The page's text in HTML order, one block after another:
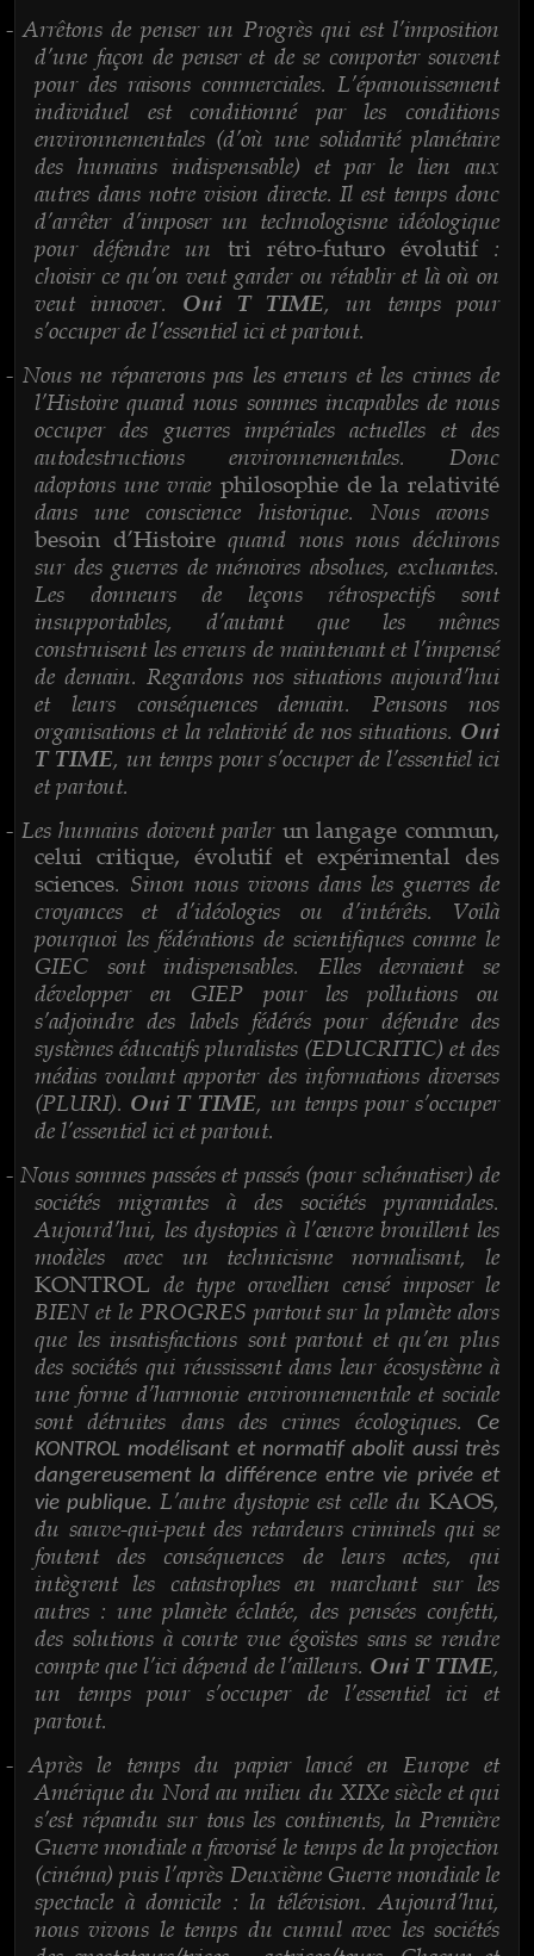
- Arrêtons de penser un Progrès qui est l’imposition
d’une façon de penser et de se comporter souvent
pour des raisons commerciales. L’épanouissement
individuel est conditionné par les conditions
environnementales (d’où une solidarité planétaire
des humains indispensable) et par le lien aux
autres dans notre vision directe. Il est temps donc
d’arrêter d’imposer un technologisme idéologique
pour défendre un tri rétro-futuro évolutif:
choisir ce qu’on veut garder ou rétablir et là où on
veut innover. Oui T TIME, un temps pour
s’occuper de l’essentiel ici et partout.
- Nous ne réparerons pas les erreurs et les crimes de
l’Histoire quand nous sommes incapables de nous
occuper des guerres impériales actuelles et des
autodestructions environnementales. Donc
adoptons une vraie philosophie de la relativité
dans une conscience historique. Nous avons
besoin d’Histoirequand nous nous déchirons
sur des guerres de mémoires absolues, excluantes.
Les donneurs de leçons rétrospectifs sont
insupportables, d’autant que les mêmes
construisent les erreurs de maintenant et l’impensé
de demain. Regardons nos situations aujourd’hui
et leurs conséquences demain. Pensons nos
organisations et la relativité de nos situations. Oui
T TIME, un temps pour s’occuper de l’essentiel ici
et partout.
- Les humains doivent parler un langage commun,
celui critique, évolutif et expérimental des
sciences. Sinon nous vivons dans les guerres de
croyances et d’idéologies ou d’intérêts. Voilà
pourquoi les fédérations de scientifiques comme le
GIEC sont indispensables. Elles devraient se
développer en GIEP pour les pollutions ou
s’adjoindre des labels fédérés pour défendre des
systèmes éducatifs pluralistes (EDUCRITIC) et des
médias voulant apporter des informations diverses
(PLURI). Oui T TIME, un temps pour s’occuper
de l’essentiel ici et partout.
- Nous sommes passées et passés (pour schématiser) de
sociétés migrantes à des sociétés pyramidales.
Aujourd’hui, les dystopies à l’œuvre brouillent les
modèles avec un technicisme normalisant, le
KONTROL de type orwellien censé imposer le
BIEN et le PROGRES partout sur la planète alors
que les insatisfactions sont partout et qu’en plus
des sociétés qui réussissent dans leur écosystème à
une forme d’harmonie environnementale et sociale
sont détruites dans des crimes écologiques.
Ce
KONTROL modélisant et normatif abolit aussi très
dangereusement la différence entre vie privée et
vie publique. L’autre dystopie est celle du KAOS,
du sauve-qui-peut des retardeurs criminels qui se
foutent des conséquences de leurs actes, qui
intègrent les catastrophes en marchant sur les
autres : une planète éclatée, des pensées confetti,
des solutions à courte vue égoïstes sans se rendre
compte que l’ici dépend de l’ailleurs. Oui T TIME,
un temps pour s’occuper de l’essentiel ici et
partout.
- Après le temps du papier lancé en Europe et
Amérique du Nord au milieu du XIXe siècle et qui
s’est répandu sur tous les continents, la Première
Guerre mondiale a favorisé le temps de la projection
(cinéma) puis l’après Deuxième Guerre mondiale le
spectacle à domicile : la télévision. Aujourd’hui,
nous vivons le temps du cumul avec les sociétés